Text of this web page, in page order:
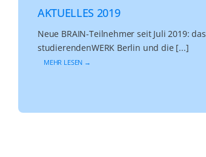
AKTUELLES 2019
Neue BRAIN-Teilnehmer seit Juli 2019: das
studierendenWERK Berlin und die [...]
MEHR LESEN →